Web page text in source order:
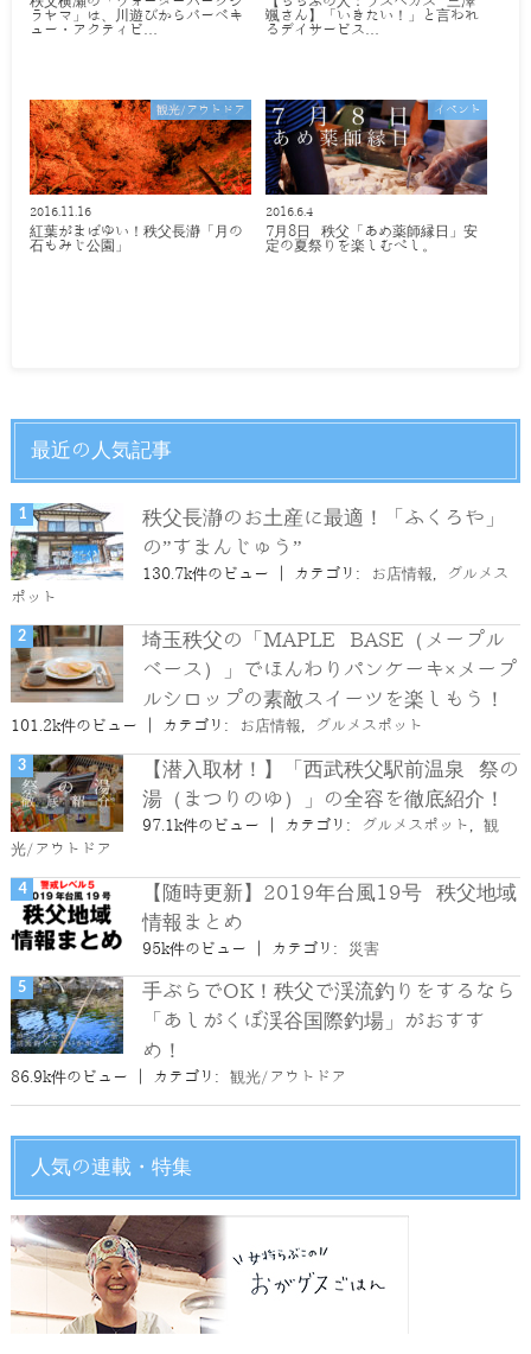
ラヤマ」は、川遊びからバーベキ
ュー・アクティビ…
颯さん】「いきたい！」と言われ
るデイサービス…
観光/アウトドア
2016.11.16
紅葉がまばゆい！秩父長瀞「月の
石もみじ公園」
イベント
2016.6.4
7月8日 秩父「あめ薬師縁日」安
定の夏祭りを楽しむべし。
最近の人気記事
秩父長瀞のお土産に最適！「ふくろや」
の”すまんじゅう”
130.7k件のビュー カテゴリ: お店情報
グルメス
ポット
埼玉秩父の「MAPLE BASE（メープル
ベース）」でほんわりパンケーキ×メープ
ルシロップの素敵スイーツを楽しもう！
101.2k件のビュー カテゴリ: お店情報, グルメスポット
【潜入取材！】「西武秩父駅前温泉 祭の
湯（まつりのゆ）」の全容を徹底紹介！
97.1k件のビュー カテゴリ: グルメスポット , 観
光/アウトドア
【随時更新】2019年台風19号 秩父地域
情報まとめ
95k件のビュー カテゴリ: 災害
手ぶらでOK！秩父で渓流釣りをするなら
「あしがくぼ渓谷国際釣場」がおすす
め！
86.9k件のビュー カテゴリ: 観光/アウトドア
人気の連載・特集